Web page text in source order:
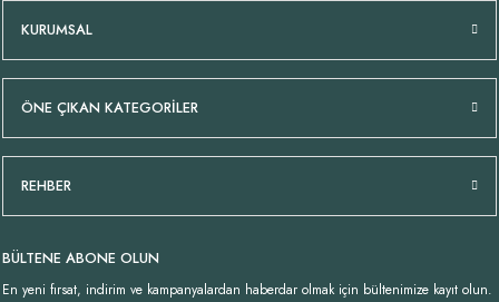
1.949,00 TL
Önü Bağlamalı İpek Şifon Bluz Kahverengi
1.949,00 TL
YENI
Önü Bağlamalı İpek Şifon Bluz Siyah
1.949,00 TL
Oversize Desenli İpek Bluz Bej İpek Şifon İtalyan Pantolon Camel Kahve
KURUMSAL
ÖNE ÇIKAN KATEGORİLER
REHBER
BÜLTENE ABONE OLUN
En yeni fırsat, indirim ve kampanyalardan haberdar olmak için bültenimize kayıt olun.